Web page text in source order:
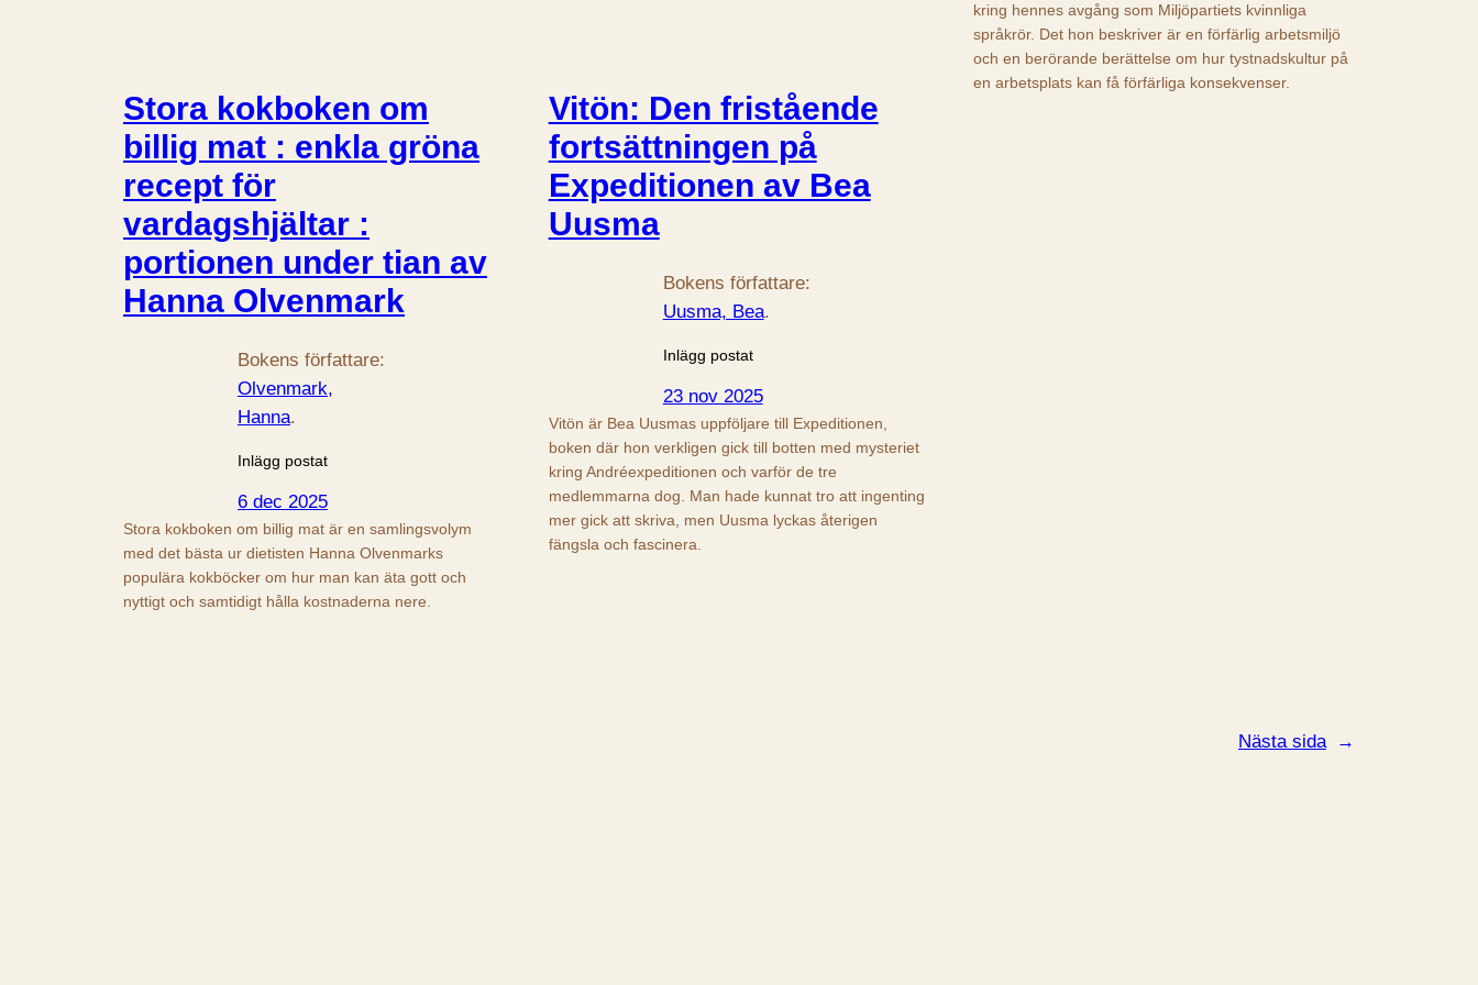
Stora kokboken om
billig mat : enkla gröna
recept för
vardagshjältar :
portionen under tian av
Hanna Olvenmark
Bokens författare:
Olvenmark,
Hanna.
Inlägg postat
6 dec 2025
Stora kokboken om billig mat är en samlingsvolym
med det bästa ur dietisten Hanna Olvenmarks
populära kokböcker om hur man kan äta gott och
nyttigt och samtidigt hålla kostnaderna nere.
Vitön: Den fristående
fortsättningen på
Expeditionen av Bea
Uusma
Bokens författare:
Uusma, Bea.
Inlägg postat
23 nov 2025
Vitön är Bea Uusmas uppföljare till Expeditionen,
boken där hon verkligen gick till botten med mysteriet
kring Andréexpeditionen och varför de tre
medlemmarna dog. Man hade kunnat tro att ingenting
mer gick att skriva, men Uusma lyckas återigen
fängsla och fascinera.
kring hennes avgång som Miljöpartiets kvinnliga
språkrör. Det hon beskriver är en förfärlig arbetsmiljö
och en berörande berättelse om hur tystnadskultur på
en arbetsplats kan få förfärliga konsekvenser.
Nästa sida →